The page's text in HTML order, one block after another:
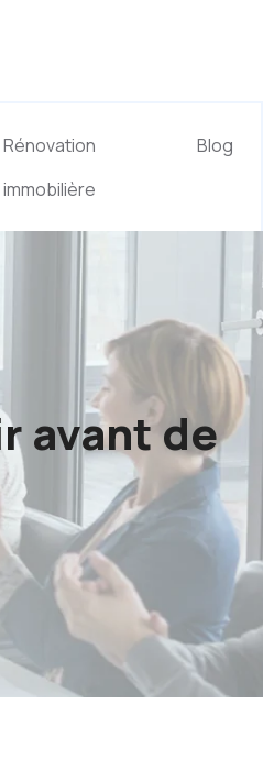
Rénovation
immobilière
Blog
avant de